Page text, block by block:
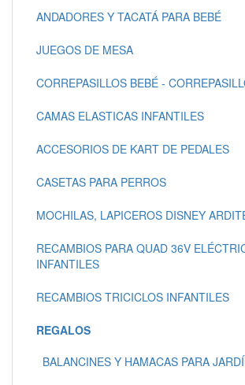
ANDADORES Y TACATÁ PARA BEBÉ
JUEGOS DE MESA
CORREPASILLOS BEBÉ -
CAMAS ELASTICAS INFANTILES
ACCESORIOS DE KART DE PEDALES
CASETAS PARA PERROS
MOCHILAS, LAPICEROS DISNEY
RECAMBIOS PARA QUAD 36V
INFANTILES
RECAMBIOS TRICICLOS INFANTILES
REGALOS
BALANCINES Y HAMACAS PARA